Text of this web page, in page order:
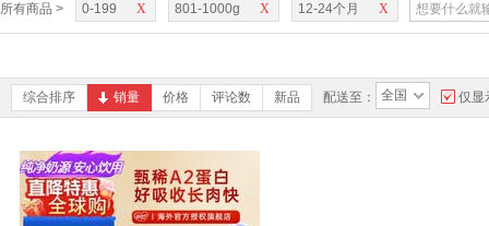
所有商品 > X
0-199 X
801-1000g X
12-24个月
综合排序 销量 价格 评论数 新品 配送至： 全国 仅显